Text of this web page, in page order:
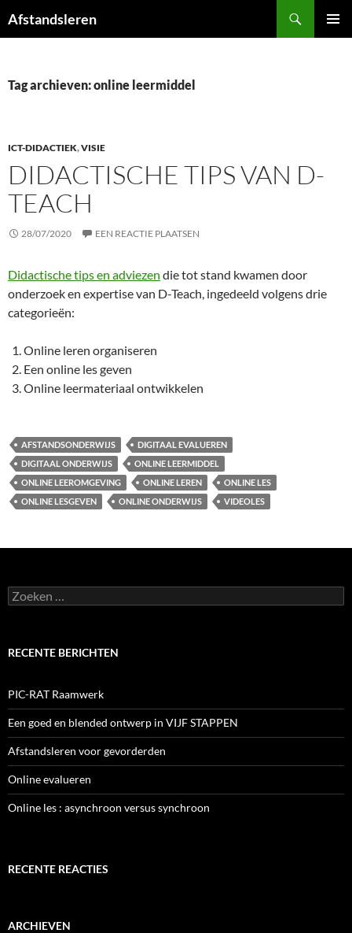
naar
Afstandsleren
Tag archieven: online leermiddel
ICT-DIDACTIEK,VISIE
DIDACTISCHE TIPS VAN D-
TEACH
28/07/2020 EEN REACTIE PLAATSEN
Didactische tips en adviezen die tot stand kwamen door
onderzoek en expertise van D-Teach, ingedeeld volgens drie
categorieën:
Online leren organiseren
Een online les geven
Online leermateriaal ontwikkelen
AFSTANDSONDERWIJS
DIGITAAL EVALUEREN
DIGITAAL ONDERWIJS
ONLINE LEERMIDDEL
ONLINE LEEROMGEVING
ONLINE LEREN
ONLINE LES
ONLINE LESGEVEN
ONLINE ONDERWIJS VIDEOLES
Zoeken
naar:
RECENTE BERICHTEN
PIC-RAT Raamwerk
Een goed en blended ontwerp in VIJF STAPPEN
Afstandsleren voor gevorderden
Online evalueren
Online les : asynchroon versus synchroon
RECENTE REACTIES
ARCHIEVEN